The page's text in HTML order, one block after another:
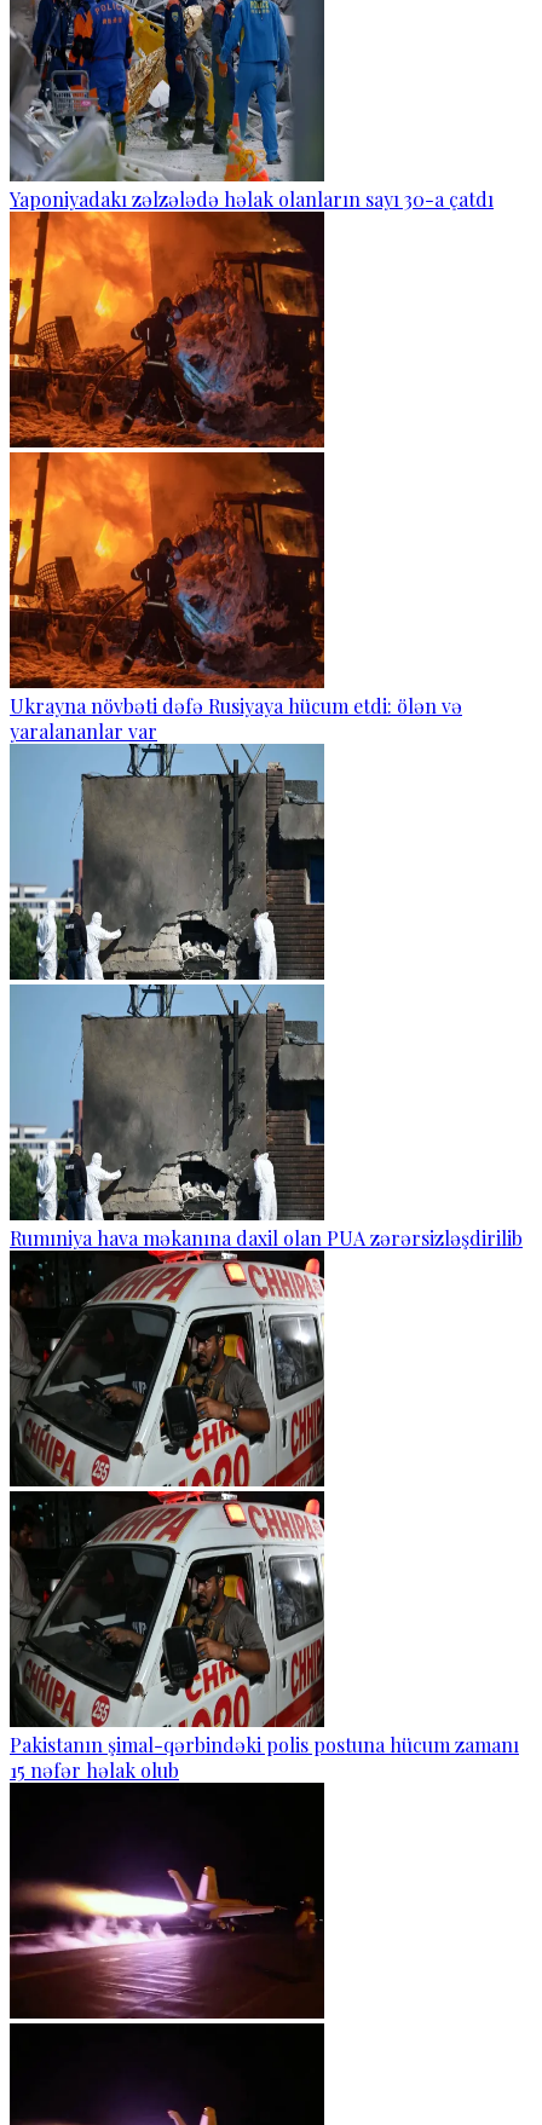
Yaponiyadakı zəlzələdə həlak olanların sayı 30-a çatdı
Ukrayna növbəti dəfə Rusiyaya hücum etdi: ölən və
yaralananlar var
Rumıniya hava məkanına daxil olan PUA zərərsizləşdirilib
Pakistanın şimal-qərbindəki polis postuna hücum zamanı
15 nəfər həlak olub